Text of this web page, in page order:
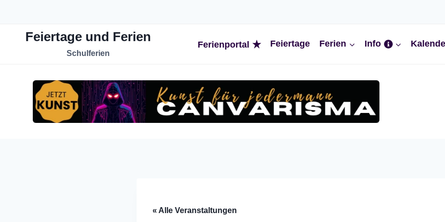
springenFeiertage und Ferien
Schulferien
Ferienportal Feiertage Ferien Info
« Alle Veranstaltungen